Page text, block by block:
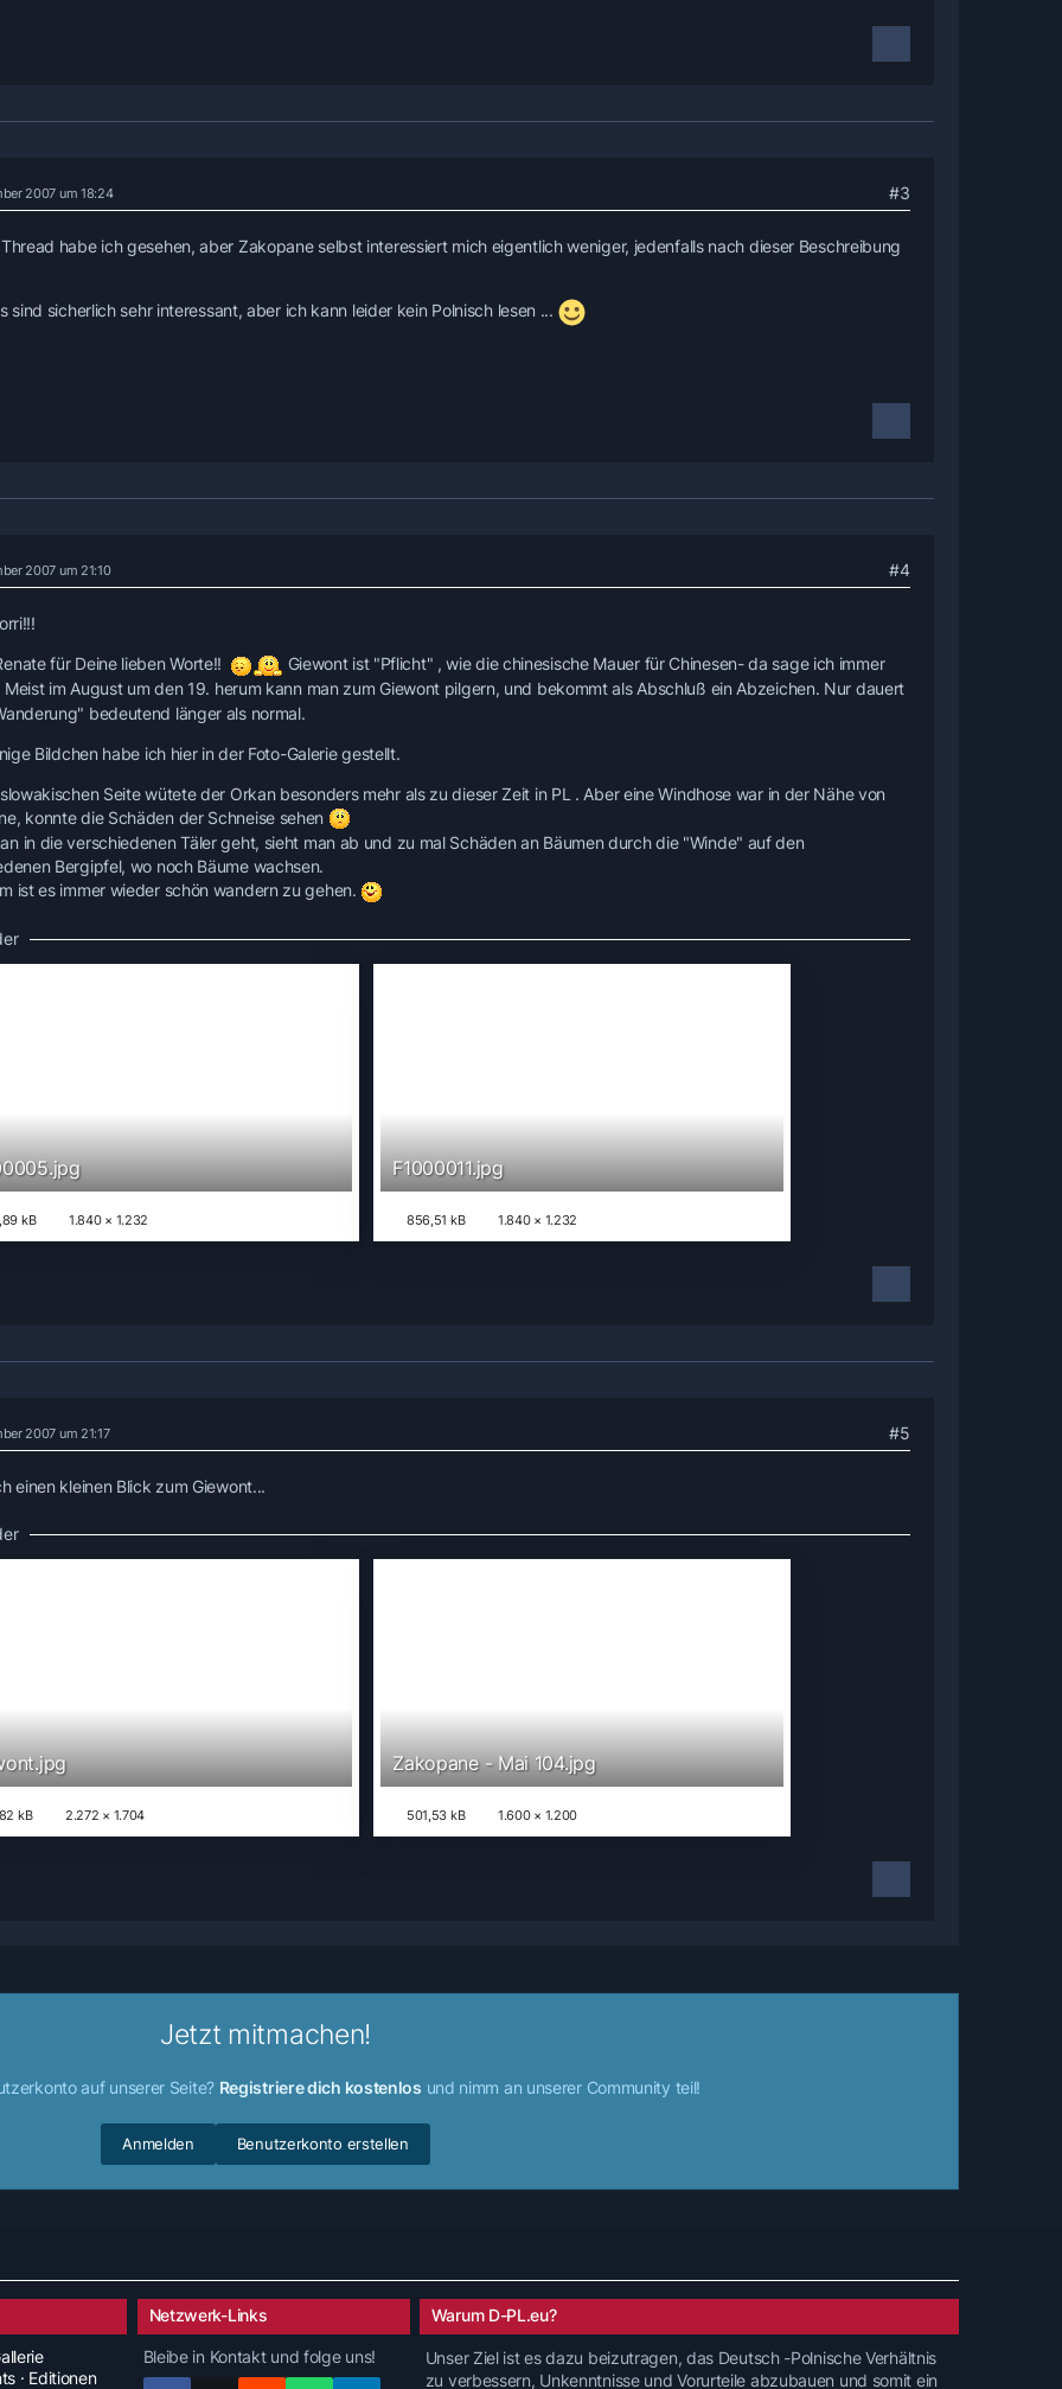
2007 um 18:24 #3
habe ich gesehen, aber Zakopane selbst interessiert mich eigentlich weniger, jedenfalls nach dieser Beschreibung
sind sicherlich sehr interessant, aber ich kann leider kein Polnisch lesen ...
2007 um 21:10 #4
für Deine lieben Worte!!
Giewont ist "Pflicht" , wie die chinesische Mauer für Chinesen- da sage ich immer
Meist im August um den 19. herum kann man zum Giewont pilgern, und bekommt als Abschluß ein Abzeichen. Nur dauert
bedeutend länger als normal.
Bildchen habe ich hier in der Foto-Galerie gestellt.
Seite wütete der Orkan besonders mehr als zu dieser Zeit in PL . Aber eine Windhose war in der Nähe von
konnte die Schäden der Schneise sehen
in die verschiedenen Täler geht, sieht man ab und zu mal Schäden an Bäumen durch die "Winde" auf den
Bergipfel, wo noch Bäume wachsen.
ist es immer wieder schön wandern zu gehen.
kB 1.840 × 1.232
F1000011.jpg
856,51 kB 1.840 × 1.232
2007 um 21:17 #5
einen kleinen Blick zum Giewont...
kB 2.272 × 1.704
Zakopane - Mai 104.jpg
501,53 kB 1.600 × 1.200
Jetzt mitmachen!
auf unserer Seite? Registriere dich kostenlos und nimm an unserer Community teil!
Benutzerkonto erstellen
Anmelden
· Editionen
Netzwerk-Links
Bleibe in Kontakt und folge uns!
Warum D-PL.eu?
Unser Ziel ist es dazu beizutragen, das Deutsch -Polnische Verhältnis
zu verbessern, Unkenntnisse und Vorurteile abzubauen und somit ein